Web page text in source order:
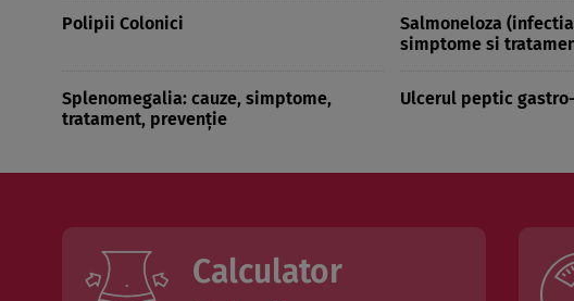
Polipii Colonici
Salmoneloza
simptome si
Splenomegalia: cauze, simptome,
tratament, prevenţie
Ulcerul peptic
Calculator